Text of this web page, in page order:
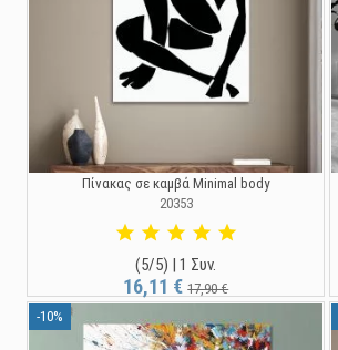
Πίνακας σε καμβά Minimal body
20353
(5/5) | 1 Συν.
16,11 €17,90 €
-10%